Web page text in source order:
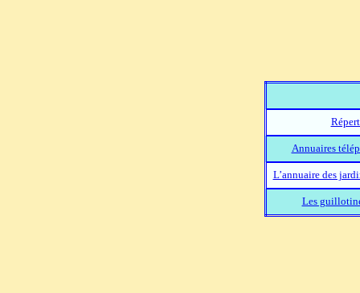
Annuaires
L’annuaire des
Les